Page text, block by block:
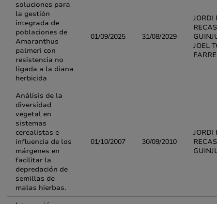
soluciones para
la gestión
integrada de
poblaciones de
Amaranthus
palmeri con
resistencia no
ligada a la diana
herbicida
01/09/2025 31/08/2029
JORDI
JOEL
FARRE
Análisis de la
diversidad
vegetal en
sistemas
cerealistas e
influencia de los
márgenes en
facilitar la
depredación de
semillas de
malas hierbas.
01/10/2007 30/09/2010
JORDI